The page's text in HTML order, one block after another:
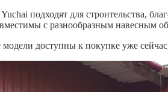
подходят для строительства,
с разнообразным навесным
доступны к покупке уже